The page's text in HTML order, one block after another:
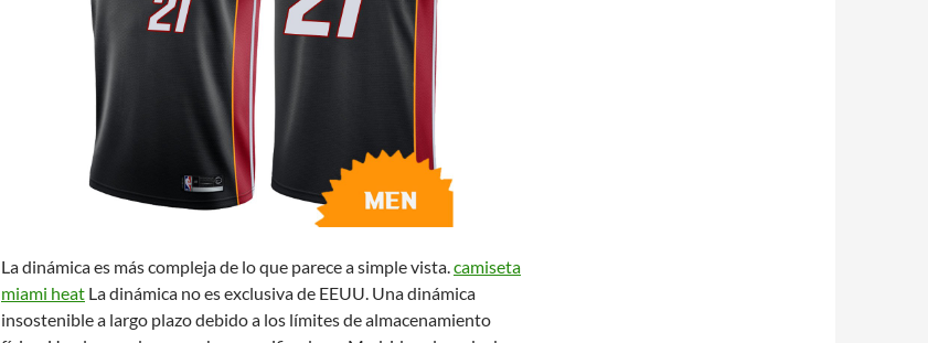
La dinámica es más compleja de lo que parece a simple vista.camiseta
miami heat La dinámica no es exclusiva de EEUU. Una dinámica
insostenible a largo plazo debido a los límites de almacenamiento